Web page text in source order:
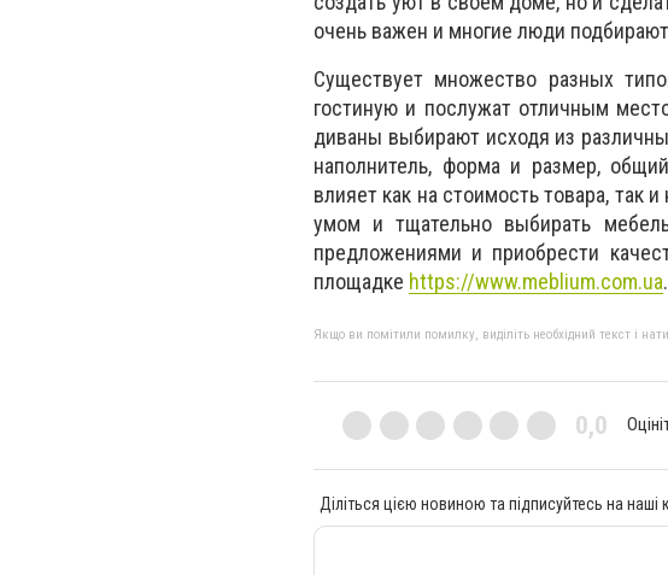
очень важен и многие люди
Существует множество разных
гостиную и послужат отличным
диваны выбирают исходя из
наполнитель, форма и размер,
влияет как на стоимость товара, так
умом и тщательно выбирать
предложениями и приобрести
площадке https://www.meblium.com.ua.
Якщо ви помітили помилку, виділіть необхідний текст і
0,0
Діліться цією новиною та підписуйтесь на наші